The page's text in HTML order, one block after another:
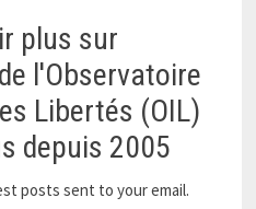
plus sur
l'Observatoire
Libertés (OIL)
depuis 2005
posts sent to your email.